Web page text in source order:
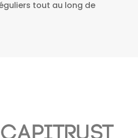
tout au long de